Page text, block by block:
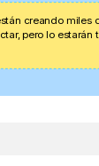
creando miles
pero lo estarán